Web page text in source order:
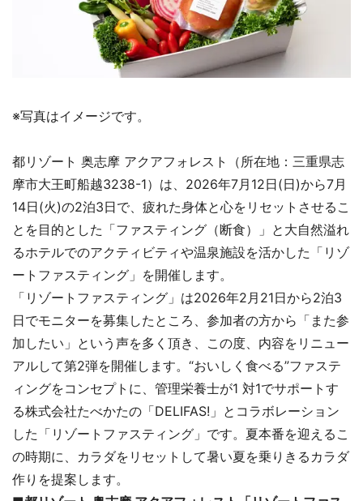
※写真はイメージです。
都リゾート 奥志摩 アクアフォレスト（所在地：三重県志
摩市大王町船越3238-1）は、2026年7月12日(日)から7月
14日(火)の2泊3日で、疲れた身体と心をリセットさせるこ
とを目的とした「ファスティング（断食）」と大自然溢れ
るホテルでのアクティビティや温泉施設を活かした「リゾ
ートファスティング」を開催します。
「リゾートファスティング」は2026年2月21日から2泊3
日でモニターを募集したところ、参加者の方から「また参
加したい」という声を多く頂き、この度、内容をリニュー
アルして第2弾を開催します。“おいしく食べる”ファステ
ィングをコンセプトに、管理栄養士が1 対1でサポートす
る株式会社たべかたの「DELIFAS!」とコラボレーション
した「リゾートファスティング」です。夏本番を迎えるこ
の時期に、カラダをリセットして暑い夏を乗りきるカラダ
作りを提案します。